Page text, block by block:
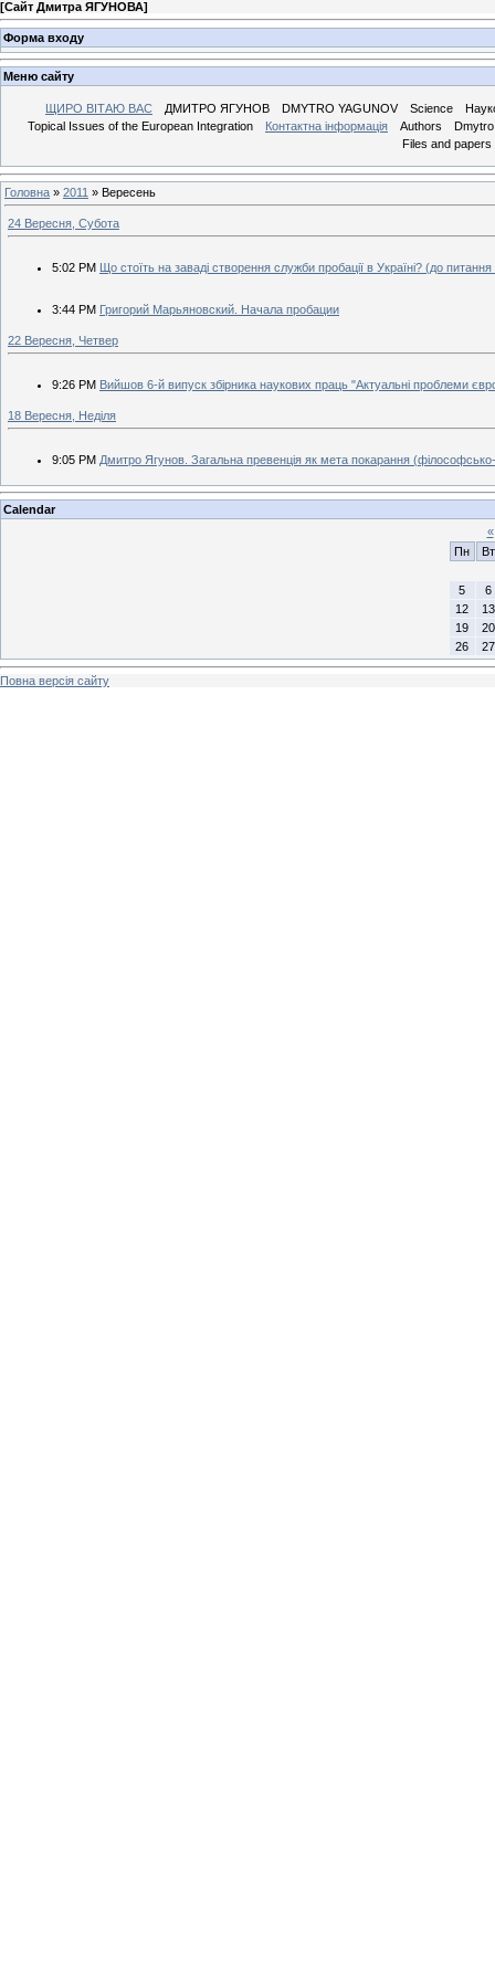
[Сайт Дмитра ЯГУНОВА]
Форма входу
Меню сайту
ЩИРО ВІТАЮ ВАС ДМИТРО ЯГУНОВ DMYTRO YAGUNOV Science
Topical Issues of the European Integration
Контактна інформація Authors
Files and papers
Головна » 2011 » Вересень
24 Вересня, Субота
5:02 PM Що стоїть на заваді створення служби пробації в Україні? (до
3:44 PM Григорий Марьяновский. Начала пробации
22 Вересня, Четвер
9:26 PM Вийшов 6-й випуск збірника наукових праць "Актуальні проблеми
18 Вересня, Неділя
9:05 PM Дмитро Ягунов. Загальна превенція як мета покарання (філософсько-
Calendar
«
Пн
Вт
5
6
12
13
19
20
26
27
Повна версія сайту